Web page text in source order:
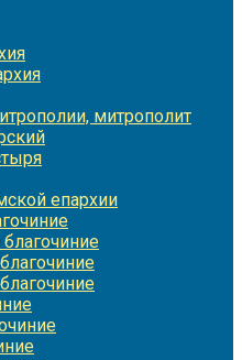
митрополит
епархии